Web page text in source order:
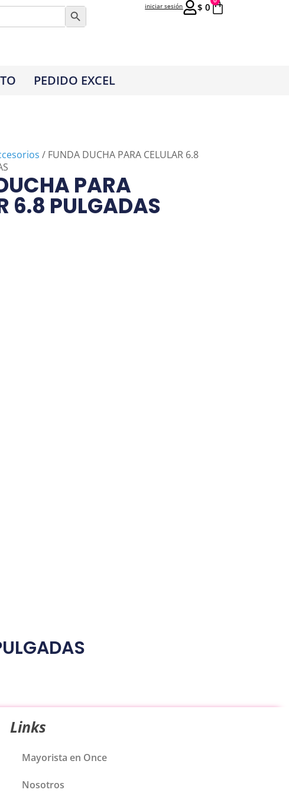
Botón de búsqueda
$ 0
iniciar sesión
PEDIDO EXCEL
/ FUNDA DUCHA PARA CELULAR 6.8
PARA
6.8 PULGADAS
Links
Mayorista en Once
Nosotros